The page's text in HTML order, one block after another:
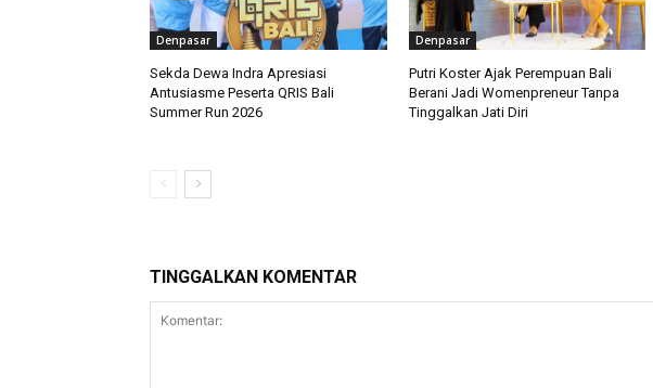
Denpasar
Sekda Dewa Indra Apresiasi
Antusiasme Peserta QRIS Bali
Summer Run 2026
Denpasar
Putri Koster Ajak Perempuan Bali
Berani Jadi Womenpreneur Tanpa
Tinggalkan Jati Diri
TINGGALKAN KOMENTAR